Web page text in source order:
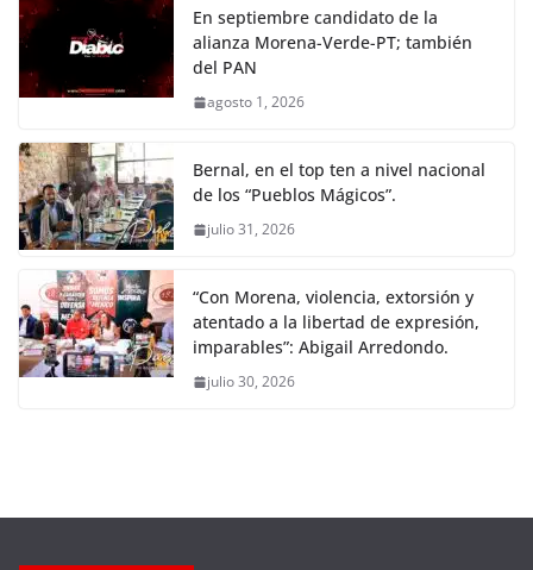
En septiembre candidato de la
alianza Morena-Verde-PT; también
del PAN
agosto 1, 2026
Bernal, en el top ten a nivel nacional
de los “Pueblos Mágicos”.
julio 31, 2026
“Con Morena, violencia, extorsión y
atentado a la libertad de expresión,
imparables”: Abigail Arredondo.
julio 30, 2026